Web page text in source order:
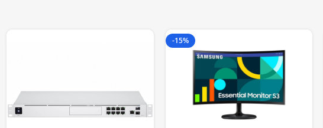
-15%